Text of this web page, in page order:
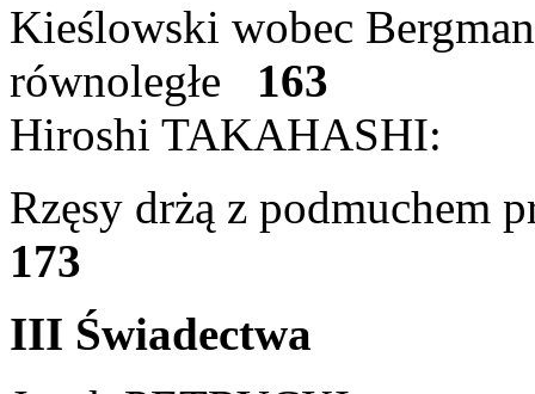
Kieślowski wobec
równoległe 163
Hiroshi TAKAHASHI:
Rzęsy drżą z podmuchem
173
III Świadectwa